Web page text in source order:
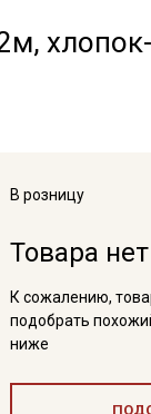
В розницу
Товара
К сожалению,
подобрать
ниже